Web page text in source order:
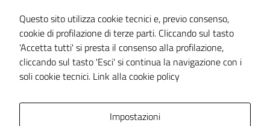
Cookie Policy
Note legali
Dichiarazione di accessibilità
Piano di miglioramento del sito
Questo sito utilizza cookie tecnici e, previo consenso,
cookie di profilazione di terze parti. Cliccando sul tasto
'Accetta tutti' si presta il consenso alla profilazione,
cliccando sul tasto 'Esci' si continua la navigazione con i
soli cookie tecnici. Link alla cookie policy
Impostazioni